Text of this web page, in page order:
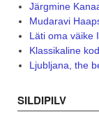
Järgmine
Mudaravi
Läti oma väike
Klassikaline
Ljubljana, the
SILDIPILV